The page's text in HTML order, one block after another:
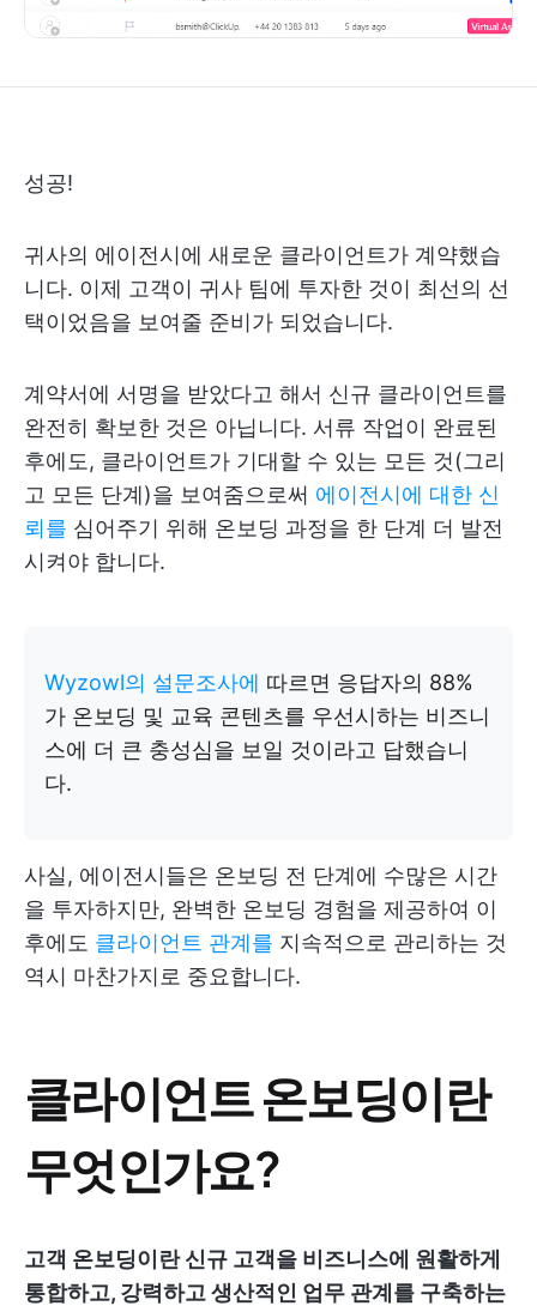
성공!
귀사의 에이전시에 새로운 클라이언트가 계약했습
니다. 이제 고객이 귀사 팀에 투자한 것이 최선의 선
택이었음을 보여줄 준비가 되었습니다.
계약서에 서명을 받았다고 해서 신규 클라이언트를
완전히 확보한 것은 아닙니다. 서류 작업이 완료된
후에도, 클라이언트가 기대할 수 있는 모든 것(그리
고 모든 단계)을 보여줌으로써 에이전시에 대한 신
뢰를 심어주기 위해 온보딩 과정을 한 단계 더 발전
시켜야 합니다.
Wyzowl의 설문조사에 따르면 응답자의 88%
가 온보딩 및 교육 콘텐츠를 우선시하는 비즈니
스에 더 큰 충성심을 보일 것이라고 답했습니
다.
사실, 에이전시들은 온보딩 전 단계에 수많은 시간
을 투자하지만, 완벽한 온보딩 경험을 제공하여 이
후에도 클라이언트 관계를 지속적으로 관리하는 것
역시 마찬가지로 중요합니다.
클라이언트 온보딩이란
무엇인가요?
고객 온보딩이란 신규 고객을 비즈니스에 원활하게
통합하고, 강력하고 생산적인 업무 관계를 구축하는